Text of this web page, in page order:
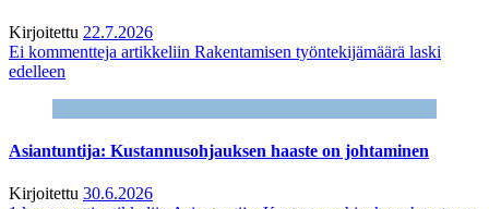
Kirjoitettu 22.7.2026
Ei kommentteja artikkeliin Rakentamisen työntekijämäärä laski
edelleen
Asiantuntija: Kustannusohjauksen haaste on johtaminen
Kirjoitettu 30.6.2026